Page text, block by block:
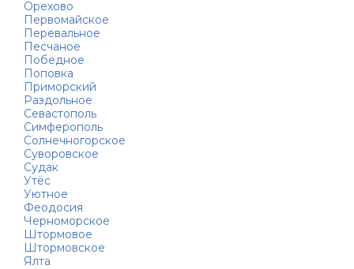
Орехово
Первомайское
Перевальное
Песчаное
Победное
Поповка
Приморский
Раздольное
Севастополь
Симферополь
Солнечногорское
Суворовское
Судак
Утёс
Уютное
Феодосия
Черноморское
Штормовое
Штормовское
Ялта